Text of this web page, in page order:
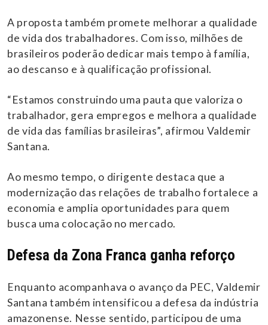
A proposta também promete melhorar a qualidade
de vida dos trabalhadores. Com isso, milhões de
brasileiros poderão dedicar mais tempo à família,
ao descanso e à qualificação profissional.
“Estamos construindo uma pauta que valoriza o
trabalhador, gera empregos e melhora a qualidade
de vida das famílias brasileiras”, afirmou Valdemir
Santana.
Ao mesmo tempo, o dirigente destaca que a
modernização das relações de trabalho fortalece a
economia e amplia oportunidades para quem
busca uma colocação no mercado.
Defesa da Zona Franca ganha reforço
Enquanto acompanhava o avanço da PEC, Valdemir
Santana também intensificou a defesa da indústria
amazonense. Nesse sentido, participou de uma